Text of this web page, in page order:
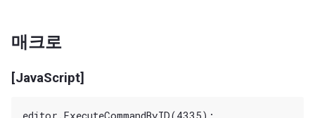
매크로
[JavaScript]